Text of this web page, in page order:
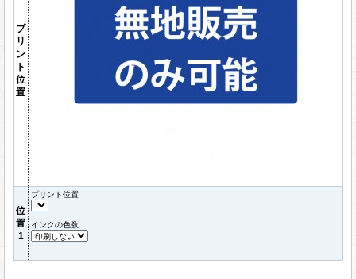
プ
リ
ン
ト
位
置
位
置
1
プリント位置
インクの色数